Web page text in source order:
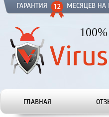
ГАРАНТИЯ МЕСЯЦЕВ НА
100%
ГЛАВНАЯ